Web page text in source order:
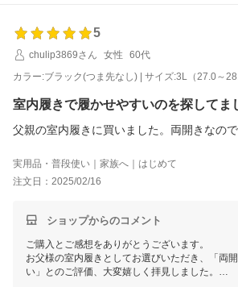
5
chulip3869さん
女性
60代
カラー:ブラック(つま先なし) | サイズ:3L（27.0～
室内履きで履かせやすいのを探してま
父親の室内履きに買いました。両開きなので
実用品・普段使い｜家族へ｜はじめて
注文日：2025/02/16
ショップからのコメント
ご購入とご感想をありがとうございます。
お父様の室内履きとしてお選びいただき、「両
い」とのご評価、大変嬉しく拝見しました。